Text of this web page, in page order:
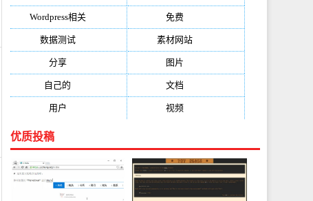
Wordpress相关(851) 免费
数据测试(788) 素材网站
分享(676) 图片
自己的 文档
用户 视频
优质投稿